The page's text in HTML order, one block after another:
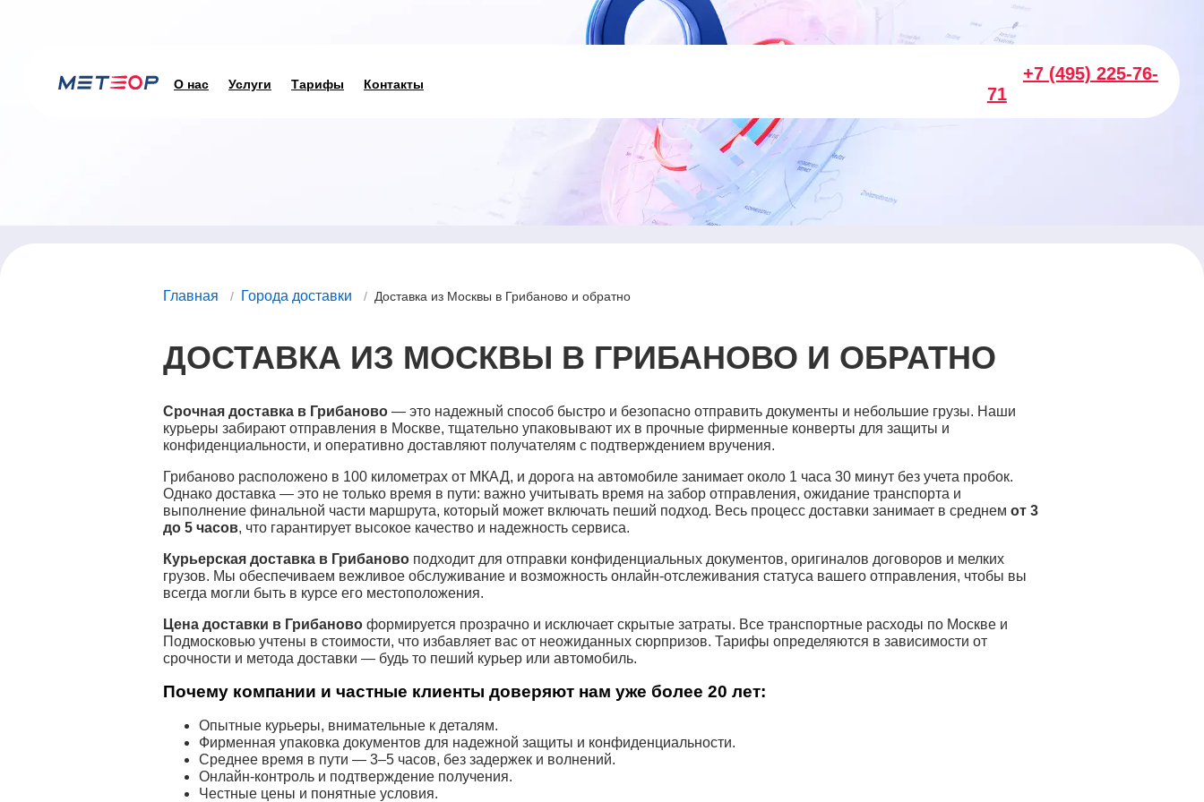
О нас Услуги Тарифы Контакты
+7 (495) 225-76-
71
Главная / Города доставки / Доставка из Москвы в Грибаново и обратно
ДОСТАВКА ИЗ МОСКВЫ В ГРИБАНОВО И ОБРАТНО
Срочная доставка в Грибаново — это надежный способ быстро и безопасно отправить документы и небольшие грузы. Наши
курьеры забирают отправления в Москве, тщательно упаковывают их в прочные фирменные конверты для защиты и
конфиденциальности, и оперативно доставляют получателям с подтверждением вручения.
Грибаново расположено в 100 километрах от МКАД, и дорога на автомобиле занимает около 1 часа 30 минут без учета пробок.
Однако доставка — это не только время в пути: важно учитывать время на забор отправления, ожидание транспорта и
выполнение финальной части маршрута, который может включать пеший подход. Весь процесс доставки занимает в среднем от 3
до 5 часов, что гарантирует высокое качество и надежность сервиса.
Курьерская доставка в Грибаново подходит для отправки конфиденциальных документов, оригиналов договоров и мелких
грузов. Мы обеспечиваем вежливое обслуживание и возможность онлайн-отслеживания статуса вашего отправления, чтобы вы
всегда могли быть в курсе его местоположения.
Цена доставки в Грибаново формируется прозрачно и исключает скрытые затраты. Все транспортные расходы по Москве и
Подмосковью учтены в стоимости, что избавляет вас от неожиданных сюрпризов. Тарифы определяются в зависимости от
срочности и метода доставки — будь то пеший курьер или автомобиль.
Почему компании и частные клиенты доверяют нам уже более 20 лет:
Опытные курьеры, внимательные к деталям.
Фирменная упаковка документов для надежной защиты и конфиденциальности.
Среднее время в пути — 3–5 часов, без задержек и волнений.
Онлайн-контроль и подтверждение получения.
Честные цены и понятные условия.